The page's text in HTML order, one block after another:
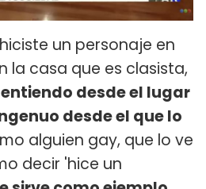
un personaje en
la casa que es clasista,
desde el lugar
desde el que lo
alguien gay, que lo ve
decir 'hice un